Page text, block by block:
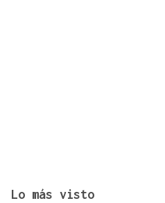
Lo más visto